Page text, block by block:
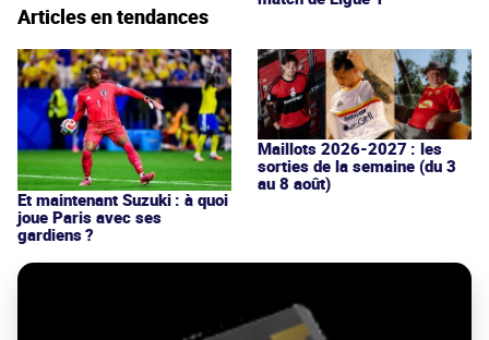
Articles en tendances
Et maintenant Suzuki : à quoi
joue Paris avec ses
gardiens ?
Maillots 2026-2027 : les
sorties de la semaine (du 3
au 8 août)